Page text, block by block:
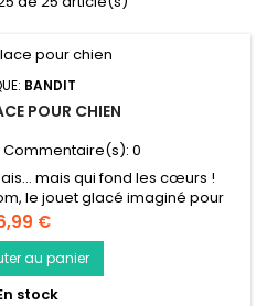
BANDIT
POUR CHIEN
Commentaire(s): 0
mais qui fond les cœurs !
le jouet glacé imaginé pour
les plus gourmands. Avec
et secouer dans tous les
mais promet des heures de
pas tout : un petit pouic-pouic...
€
au panier
stock